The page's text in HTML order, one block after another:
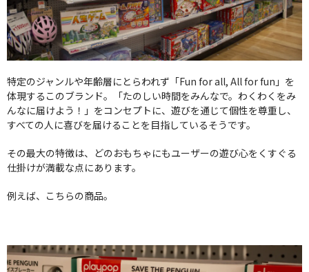
特定のジャンルや年齢層にとらわれず「Fun for all, All for fun」を
体現するこのブランド。「たのしい時間をみんなで。わくわくをみ
んなに届けよう！」をコンセプトに、遊びを通じて個性を尊重し、
すべての人に喜びを届けることを目指しているそうです。
その最大の特徴は、どのおもちゃにもユーザーの遊び心をくすぐる
仕掛けが満載な点にあります。
例えば、こちらの商品。